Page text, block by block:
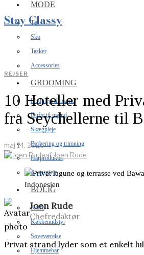
MODE
Tøj
Sko
Tasker
Accessories
GROOMING
Hudpleje til mænd
Dufte til mænd
Skægpleje
Barbering og trimning
Hårprodukter
Kropspleje
BOLIG
Kaffe
Køkkenudstyr
Soveværelse
Hjemmebar
Stay Classy
REJSER
10 Hoteller med
fra Seychellerne til
maj 14, 2026
afJoen Rude
Joen Rude
Chefredaktør
Privat strand lyder som et enkelt